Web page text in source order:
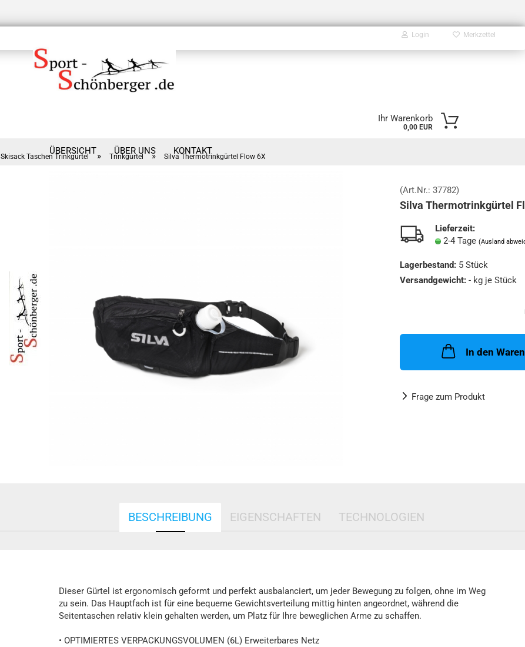
Login Merkzettel
Ihr Warenkorb
0,00 EUR
ÜBERSICHT ÜBER UNS KONTAKT
Skisack Taschen Trinkgürtel » Trinkgürtel » Silva Thermotrinkgürtel Flow 6X
(Art.Nr.: 37782)
Silva Thermotrinkgürtel
Lieferzeit:
2-4 Tage (Ausland
Lagerbestand: 5 Stück
Versandgewicht: - kg je Stück
In den
Frage zum Produkt
BESCHREIBUNG EIGENSCHAFTEN TECHNOLOGIEN
Dieser Gürtel ist ergonomisch geformt und perfekt ausbalanciert, um jeder Bewegung zu folgen, ohne im Weg
zu sein. Das Hauptfach ist für eine bequeme Gewichtsverteilung mittig hinten angeordnet, während die
Seitentaschen relativ klein gehalten werden, um Platz für Ihre beweglichen Arme zu schaffen.
• OPTIMIERTES VERPACKUNGSVOLUMEN (6L) Erweiterbares Netz